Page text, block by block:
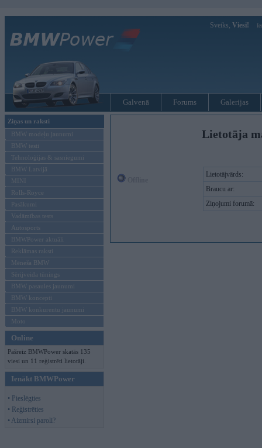
Sveiks, Viesi!
Galvenā Forums Galerijas
Ziņas un raksti
BMW modeļu jaunumi
BMW testi
Tehnoloģijas & sasniegumi
BMW Latvijā
MINI
Rolls-Royce
Pasākumi
Vadāmības tests
Autosports
BMWPower aktuāli
Reklāmas raksti
Mēneša BMW
Sērijveida tūnings
BMW pasaules jaunumi
BMW koncepti
BMW konkurentu jaunumi
Moto
Online
Pašreiz BMWPower skatās 135
viesi un 11 reģistrēti lietotāji.
Ienākt BMWPower
• Pieslēgties
• Reģistrēties
• Aizmirsi paroli?
Lietotāja
Lietotājvārds:
Braucu ar:
Ziņojumi forumā: